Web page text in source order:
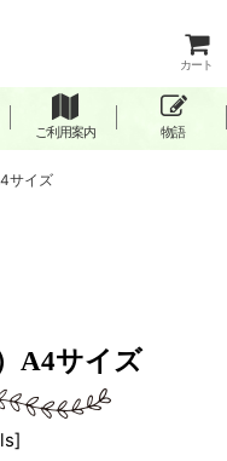
カート
ご利用案内 物語
サイズ
A4サイズ
]